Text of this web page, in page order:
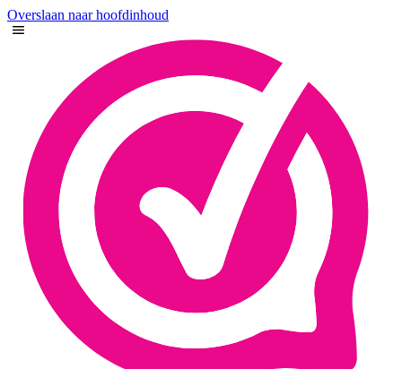
Overslaan naar hoofdinhoud